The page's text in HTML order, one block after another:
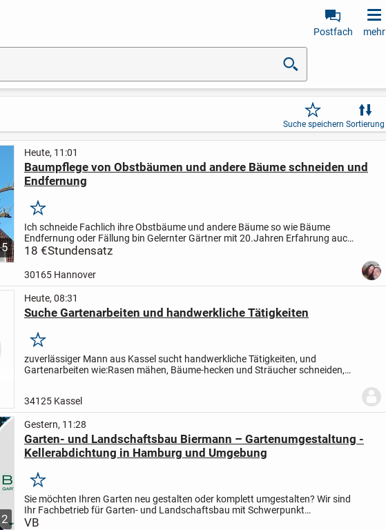
Postfach mehr
Suche speichern Sortierung
5
Heute, 11:01
Baumpflege von Obstbäumen und andere Bäume schneiden und
Endfernung
Merken
Ich schneide Fachlich ihre Obstbäume und andere Bäume so wie Bäume
Endfernung oder Fällung bin Gelernter Gärtner mit 20.Jahren Erfahrung auch
andre Garten Arbeiten Abriss Arbeiten und vieles mehr bei...
18 €Stundensatz
30165 Hannover
Heute, 08:31
Suche Gartenarbeiten und handwerkliche Tätigkeiten
Merken
zuverlässiger Mann aus Kassel sucht handwerkliche Tätigkeiten, und
Gartenarbeiten wie:Rasen mähen, Bäume-hecken und Sträucher schneiden,
34125 Kassel
Gestern, 11:28
Garten- und Landschaftsbau Biermann – Gartenumgestaltung -
Kellerabdichtung in Hamburg und Umgebung
Merken
Sie möchten Ihren Garten neu gestalten oder komplett umgestalten? Wir sind
Ihr Fachbetrieb für Garten- und Landschaftsbau mit Schwerpunkt
Gartenumgestaltung und Bauwerksabdichtung .
VB